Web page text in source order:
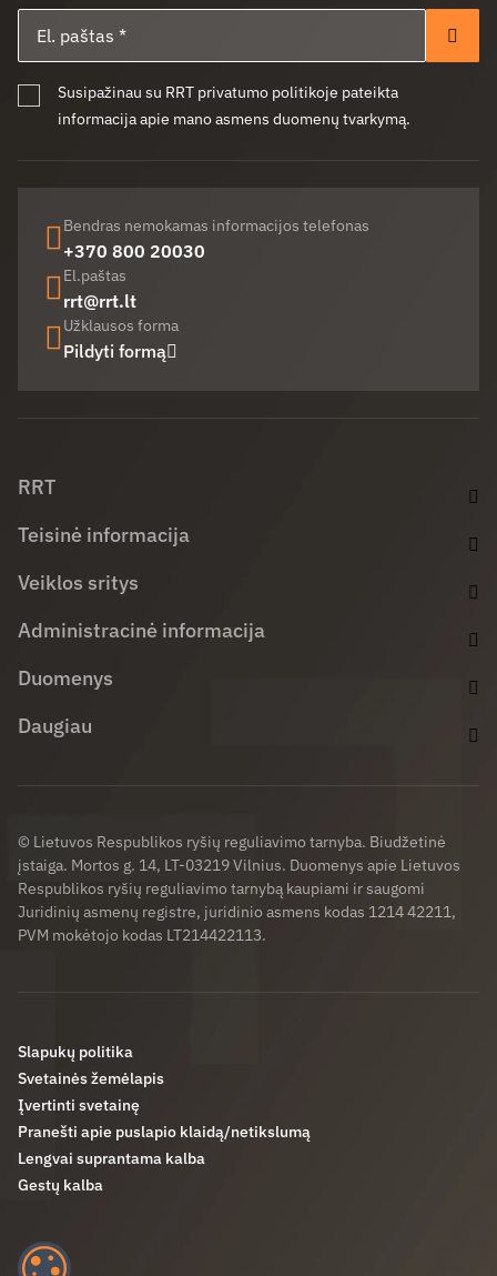
Susipažinau su RRT privatumo politikoje pateikta
informacija apie mano asmens duomenų tvarkymą.
Bendras nemokamas informacijos telefonas
+370 800 20030
El.paštas
rrt@rrt.lt
Užklausos forma
Pildyti formą
RRT
Teisinė informacija
Veiklos sritys
Administracinė informacija
Duomenys
Daugiau
© Lietuvos Respublikos ryšių reguliavimo tarnyba. Biudžetinė
įstaiga. Mortos g. 14, LT-03219 Vilnius. Duomenys apie Lietuvos
Respublikos ryšių reguliavimo tarnybą kaupiami ir saugomi
Juridinių asmenų registre, juridinio asmens kodas 1214 42211,
PVM mokėtojo kodas LT214422113.
Slapukų politika
Svetainės žemėlapis
Įvertinti svetainę
Pranešti apie puslapio klaidą/netikslumą
Lengvai suprantama kalba
Gestų kalba